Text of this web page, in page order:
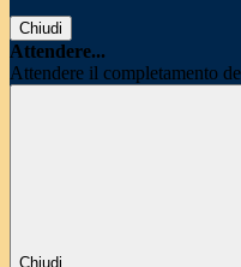
Chiudi
Attendere...
Attendere il completamento
Chiudi